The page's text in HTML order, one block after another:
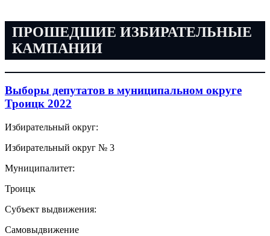
ПРОШЕДШИЕ ИЗБИРАТЕЛЬНЫЕ
КАМПАНИИ
Выборы депутатов в муниципальном округе
Троицк 2022
Избирательный округ:
Избирательный округ № 3
Муниципалитет:
Троицк
Субъект выдвижения:
Самовыдвижение